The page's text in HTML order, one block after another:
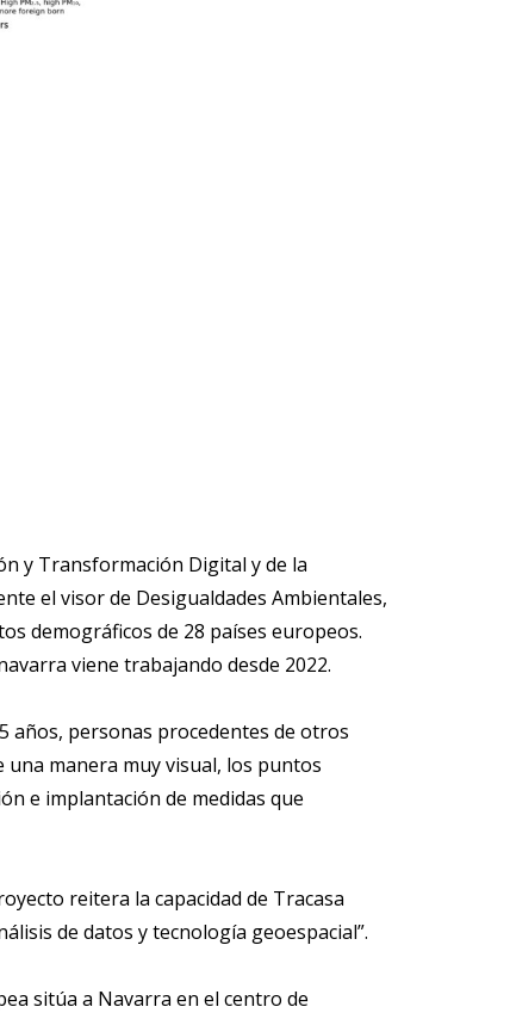
y Transformación Digital y de la
el visor de Desigualdades Ambientales,
demográficos de 28 países europeos.
viene trabajando desde 2022.
años, personas procedentes de otros
una manera muy visual, los puntos
e implantación de medidas que
reitera la capacidad de Tracasa
de datos y tecnología geoespacial”.
sitúa a Navarra en el centro de